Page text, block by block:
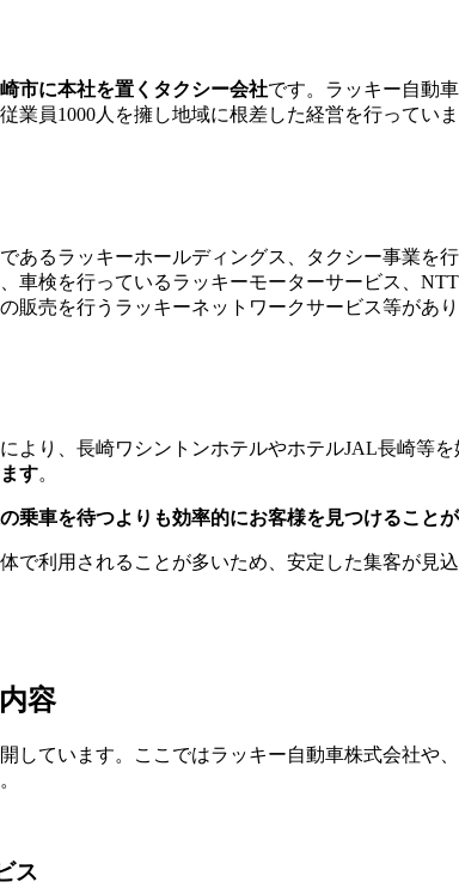
市に本社を置くタクシー会社です。ラッキー自動
業員1000人を擁し地域に根差した経営を行っていま
あるラッキーホールディングス、タクシー事業を
車検を行っているラッキーモーターサービス、
販売を行うラッキーネットワークサービス等があり
より、長崎ワシントンホテルやホテルJAL長崎等を
す。
乗車を待つよりも効率的にお客様を見つけることが
で利用されることが多いため、安定した集客が見込
容
しています。ここではラッキー自動車株式会社や
サービス